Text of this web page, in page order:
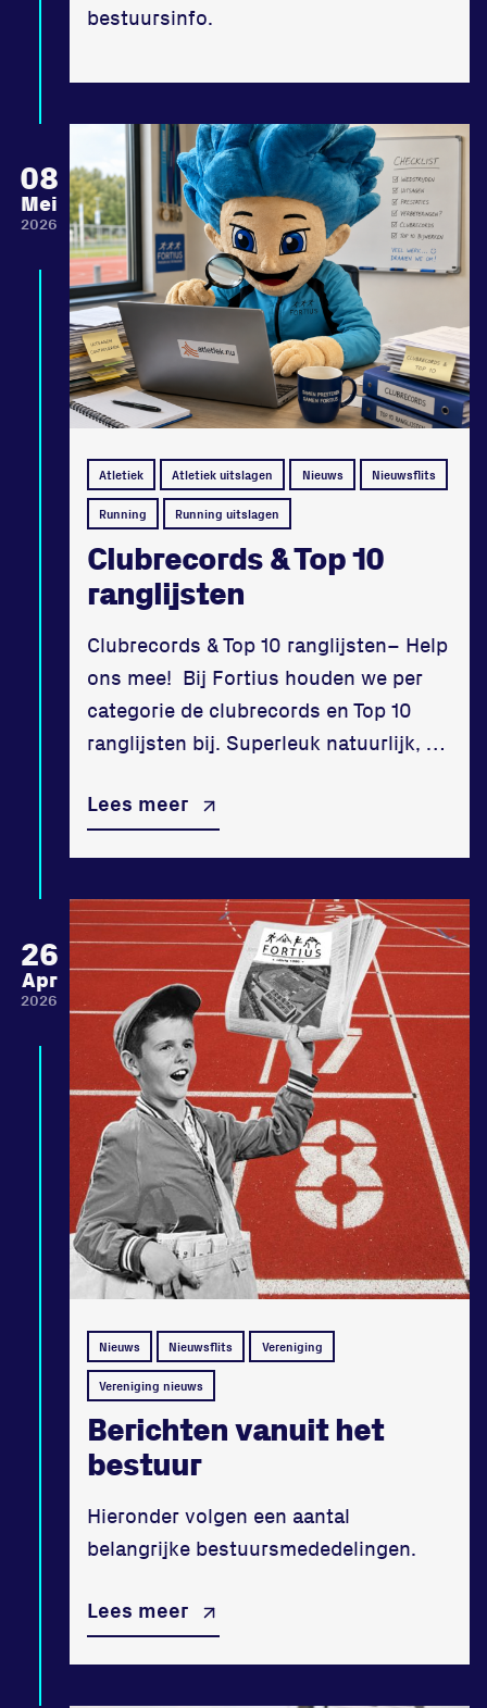
bestuursinfo.
08
Mei
2026
Atletiek Atletiek uitslagen Nieuws Nieuwsflits
Running Running uitslagen
Clubrecords & Top 10
ranglijsten
Clubrecords & Top 10 ranglijsten– Help
ons mee! Bij Fortius houden we per
categorie de clubrecords en Top 10
ranglijsten bij. Superleuk natuurlijk, …
Lees meer
26
Apr
2026
Nieuws Nieuwsflits Vereniging
Vereniging nieuws
Berichten vanuit het
bestuur
Hieronder volgen een aantal
belangrijke bestuursmededelingen.
Lees meer